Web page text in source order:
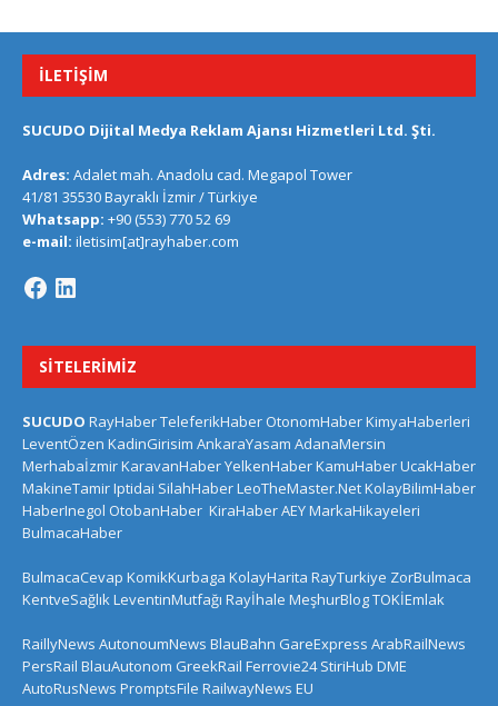
İLETIŞIM
SUCUDO Dijital Medya Reklam Ajansı Hizmetleri Ltd. Şti.
Adres: Adalet mah. Anadolu cad. Megapol Tower
41/81 35530 Bayraklı İzmir / Türkiye
Whatsapp: +90 (553) 770 52 69
e-mail: iletisim[at]rayhaber.com
SITELERIMIZ
SUCUDO RayHaberTeleferikHaber OtonomHaberKimyaHaberleri
LeventÖzen KadinGirisim AnkaraYasam AdanaMersin
MerhabaİzmirKaravanHaberYelkenHaberKamuHaberUcakHaber
MakineTamirIptidai SilahHaberLeoTheMaster.NetKolayBilimHaber
HaberInegol OtobanHaber KiraHaberAEYMarkaHikayeleri
BulmacaHaber
BulmacaCevap KomikKurbaga KolayHarita RayTurkiye ZorBulmaca
KentveSağlıkLeventinMutfağı Rayİhale MeşhurBlogTOKİEmlak
RaillyNews AutonoumNews BlauBahn GareExpress ArabRailNews
PersRail BlauAutonom GreekRail Ferrovie24 StiriHub DME
AutoRusNews PromptsFile RailwayNews EU